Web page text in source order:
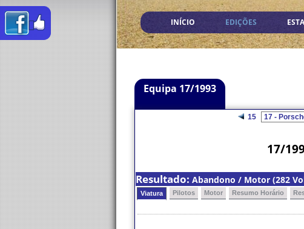
INÍCIO EDIÇÕES
Equipa 17/1993
15
17/
Resultado: Abandono / Motor (282
Viatura Pilotos Motor Resumo Horário